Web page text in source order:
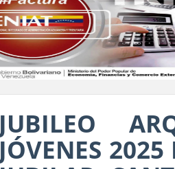
JUBILEO
JÓVENES